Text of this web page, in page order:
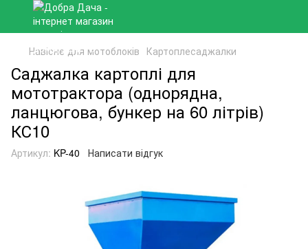
Навісне для мотоблоків Картоплесаджалки
Саджалка картоплі для
мототрактора (однорядна,
ланцюгова, бункер на 60 літрів)
КС10
Артикул: KP-40 Написати відгук